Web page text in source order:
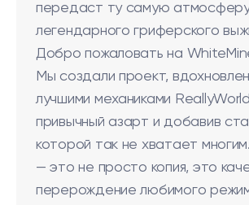
передаст ту самую
легендарного гриферского
Добро пожаловать на
Мы создали проект,
лучшими механиками
привычный азарт и добавив
которой так не хватает
— это не просто копия, это
перерождение любимого